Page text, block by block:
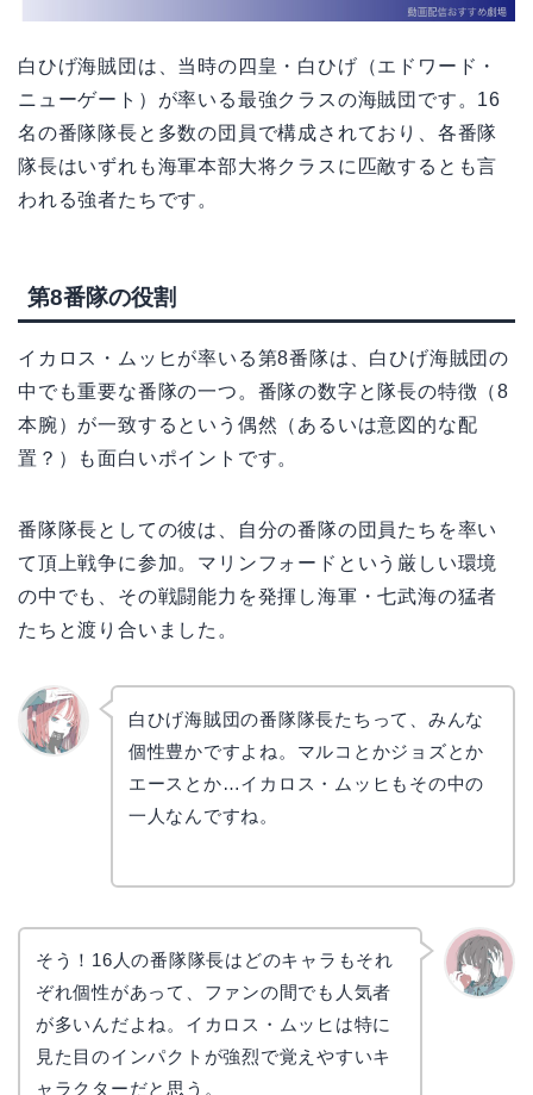
白ひげ海賊団は、当時の四皇・白ひげ（エドワード・
ニューゲート）が率いる最強クラスの海賊団です。16
名の番隊隊長と多数の団員で構成されており、各番隊
隊長はいずれも海軍本部大将クラスに匹敵するとも言
われる強者たちです。
第8番隊の役割
イカロス・ムッヒが率いる第8番隊は、白ひげ海賊団の
中でも重要な番隊の一つ。番隊の数字と隊長の特徴（8
本腕）が一致するという偶然（あるいは意図的な配
置？）も面白いポイントです。
番隊隊長としての彼は、自分の番隊の団員たちを率い
て頂上戦争に参加。マリンフォードという厳しい環境
の中でも、その戦闘能力を発揮し海軍・七武海の猛者
たちと渡り合いました。
白ひげ海賊団の番隊隊長たちって、みんな
個性豊かですよね。マルコとかジョズとか
エースとか…イカロス・ムッヒもその中の
一人なんですね。
そう！16人の番隊隊長はどのキャラもそれ
ぞれ個性があって、ファンの間でも人気者
が多いんだよね。イカロス・ムッヒは特に
見た目のインパクトが強烈で覚えやすいキ
ャラクターだと思う。